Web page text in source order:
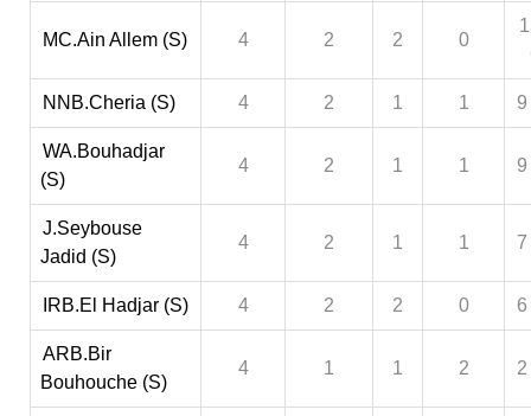
MC.Ain Allem (S) 4 2 2 0
NNB.Cheria (S) 4 2 1 1 9
WA.Bouhadjar
(S)
4 2 1 1 9
J.Seybouse
Jadid (S)
4 2 1 1 7
IRB.El Hadjar (S) 4 2 2 0 6
ARB.Bir
Bouhouche (S)
4 1 1 2 2